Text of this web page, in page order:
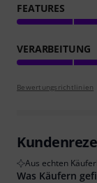
FEATURES
VERARBEITUNG
Bewertungsrichtlinien
Aus echten
Was Käufern